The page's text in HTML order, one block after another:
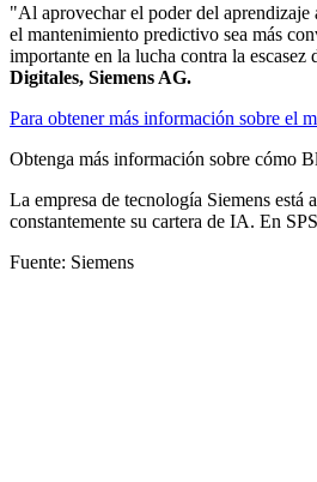
"Al aprovechar el poder del
el mantenimiento predictivo sea más
importante en la lucha contra la
Digitales, Siemens AG.
Para obtener más información sobre el
Obtenga más información sobre cómo
La empresa de tecnología Siemens
constantemente su cartera de IA. En
Fuente: Siemens